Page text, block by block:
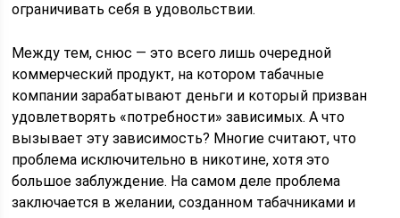
ограничивать себя в удовольствии.
Между тем, снюс — это всего лишь очередной
коммерческий продукт, на котором табачные
компании зарабатывают деньги и который призван
удовлетворять «потребности» зависимых. А что
вызывает эту зависимость? Многие считают, что
проблема исключительно в никотине, хотя это
большое заблуждение. На самом деле проблема
заключается в желании, созданном табачниками и